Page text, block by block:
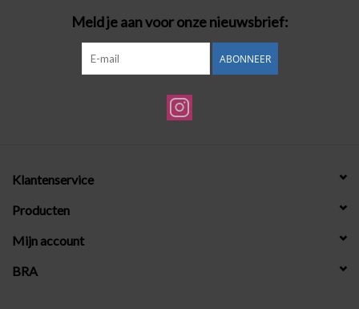
Lingerie-accessoires
Cadeaubonnen
Meld je aan voor onze nieuwsbrief:
ABONNEER
Klantenservice
Producten
Mijn account
BRA